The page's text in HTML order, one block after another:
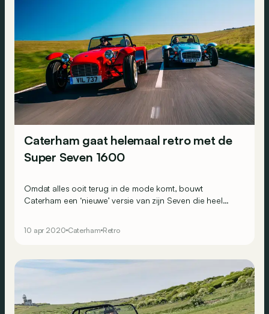
Caterham gaat helemaal retro met de
Super Seven 1600
Omdat alles ooit terug in de mode komt, bouwt
Caterham een ‘nieuwe’ versie van zijn Seven die heel
10 apr 2020 Caterham Retro